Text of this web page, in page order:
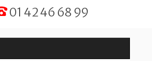
01 42 46 68 99